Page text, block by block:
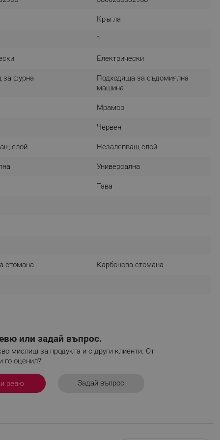
Кръгла
1
Електрически
за фурна
Подходяща за съдомиялна
машина
Мрамор
Червен
слой Незалепващ слой
Универсална
Тава
стомана Карбонова стомана
или задай въпрос.
мислиш за продукта и с други клиенти. От
го оценил?
ревю Задай въпрос
visitors. The lifetime
visitor sessions
is asked for web push
related cookies and local
specific data for
specific data for
stored to be sent
visitor installed